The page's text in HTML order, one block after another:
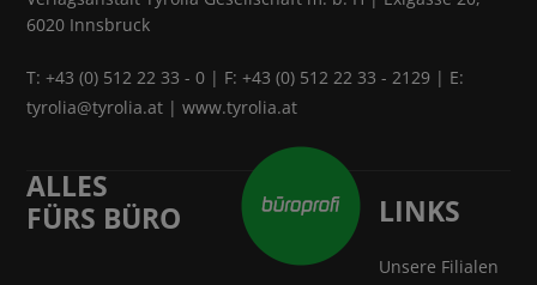
6020 Innsbruck
T:+43 (0) 512 22 33 - 0 | F: +43 (0) 512 22 33 - 2129 | E:
tyrolia@tyrolia.at |www.tyrolia.at
ALLES
FÜRS BÜRO
LINKS
Unsere Filialen